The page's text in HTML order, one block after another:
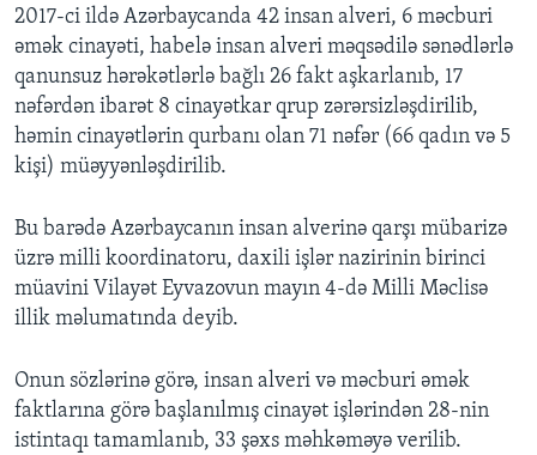
2017-ci ildə Azərbaycanda 42 insan alveri, 6 məcburi
əmək cinayəti, habelə insan alveri məqsədilə sənədlərlə
qanunsuz hərəkətlərlə bağlı 26 fakt aşkarlanıb, 17
nəfərdən ibarət 8 cinayətkar qrup zərərsizləşdirilib,
həmin cinayətlərin qurbanı olan 71 nəfər (66 qadın və 5
kişi) müəyyənləşdirilib.
Bu barədə Azərbaycanın insan alverinə qarşı mübarizə
üzrə milli koordinatoru, daxili işlər nazirinin birinci
müavini Vilayət Eyvazovun mayın 4-də Milli Məclisə
illik məlumatında deyib.
Onun sözlərinə görə, insan alveri və məcburi əmək
faktlarına görə başlanılmış cinayət işlərindən 28-nin
istintaqı tamamlanıb, 33 şəxs məhkəməyə verilib.